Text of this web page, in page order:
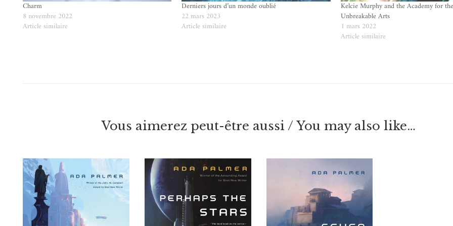
Charm
8 novembre 2022
Article similaire
Derniers jours d’un monde oublié
22 mars 2023
Article similaire
Kelcie Murphy and the Academy for the
Unbreakable Arts
1 mars 2022
Article similaire
Vous aimerez peut-être aussi / You may also like…